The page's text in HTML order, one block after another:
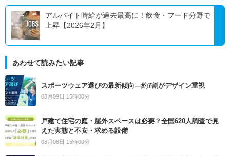
アルバイト時給が過去最高に！飲食・フード分野で
上昇【2026年2月】
あわせて読みたい記事
スポーツウェア選びの最新傾向―約7割がデザイン重視
08月09日 15時00分
戸建て住宅の庭・屋外スペースは必要？全国620人調査で見
えた実態と不安・求める設備
08月08日 15時00分